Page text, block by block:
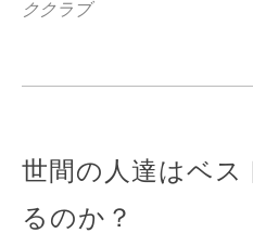
ククラブ
世間の人達はベス
るのか？